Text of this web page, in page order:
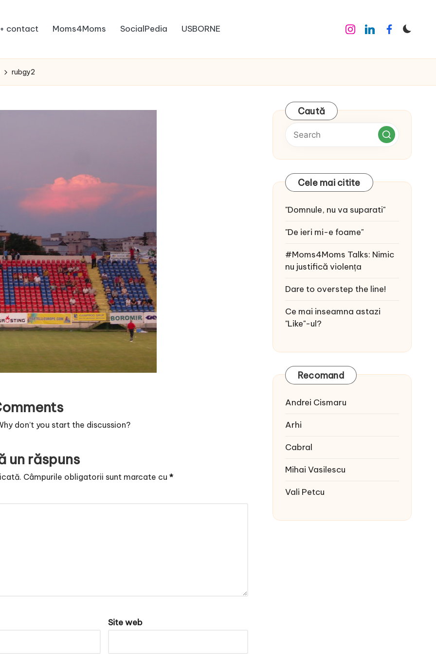
contact Moms4Moms SocialPedia USBORNE Instagram
LinkedinFacebook
rubgy2
don’t you start the discussion?
un răspuns
Câmpurile obligatorii sunt marcate cu *
Site web
Caută
Cele mai citite
"Domnule, nu va suparati"
"De ieri mi-e foame"
#Moms4Moms Talks: Nimic
nu justifică violența
Dare to overstep the line!
Ce mai inseamna astazi
"Like"-ul?
Recomand
Andrei Cismaru
Arhi
Cabral
Mihai Vasilescu
Vali Petcu